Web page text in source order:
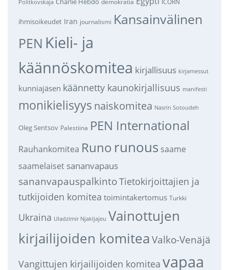
Politkovskaja
ihmisoikeudet Iran journalismi Kansainvälinen
PEN Kieli- ja
käännöskomitea kirjallisuus kirjamessut
kunniajäsen käännetty kaunokirjallisuus manifesti
monikielisyys naiskomitea Nasrin Sotoudeh
Oleg Sentsov Palestiina PEN International
Rauhankomitea Runo runous saame
saamelaiset sananvapaus
sananvapauspalkintoTietokirjoittajien ja
tutkijoiden komitea toimintakertomus Turkki
Ukraina Uladzimir Njakljajeu Vainottujen
kirjailijoiden komitea Valko-Venäjä
Vangittujen kirjailijoiden komitea vapaa